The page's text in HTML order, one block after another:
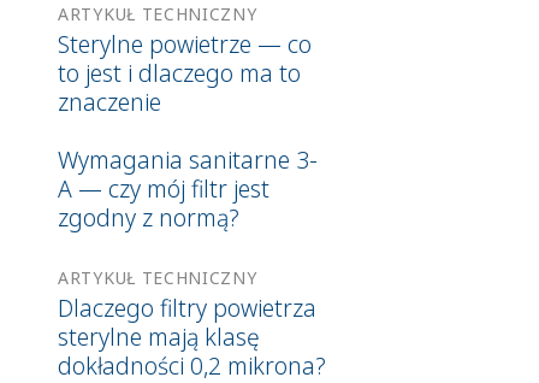
ARTYKUŁ TECHNICZNY
Sterylne powietrze — co
to jest i dlaczego ma to
znaczenie
Wymagania sanitarne 3-
A — czy mój filtr jest
zgodny z normą?
ARTYKUŁ TECHNICZNY
Dlaczego filtry powietrza
sterylne mają klasę
dokładności 0,2 mikrona?